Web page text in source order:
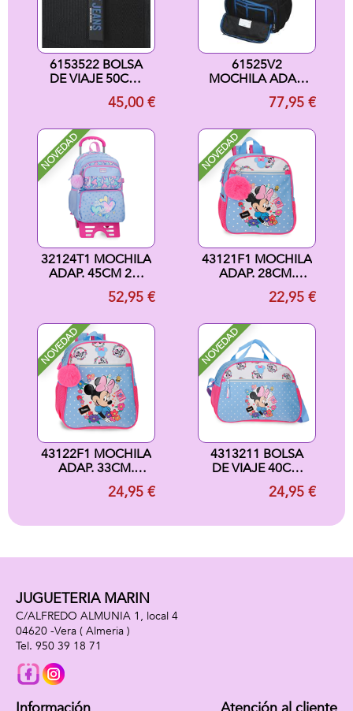
6153522 BOLSA
DE VIAJE 50CM.
PJL HENRY NEGRO
45,00 €
61525V2
MOCHILA ADAP.
46CM 2C.
C/CARRO. PJL
77,95 €
NOVEDAD
32124T1 MOCHILA
ADAP. 45CM 2C.
C/CARRO. BEST
WISHES52,95 €
NOVEDAD
43121F1 MOCHILA
ADAP. 28CM.
MINNIE FLOWERS
22,95 €
NOVEDAD
43122F1 MOCHILA
ADAP. 33CM.
MINNIE FLOWERS
24,95 €
NOVEDAD
4313211 BOLSA
DE VIAJE 40CM
MINNIE FLOWERS
24,95 €
JUGUETERIA MARIN
C/ALFREDO ALMUNIA 1, local 4
04620 -Vera ( Almeria )
950 39 18 71